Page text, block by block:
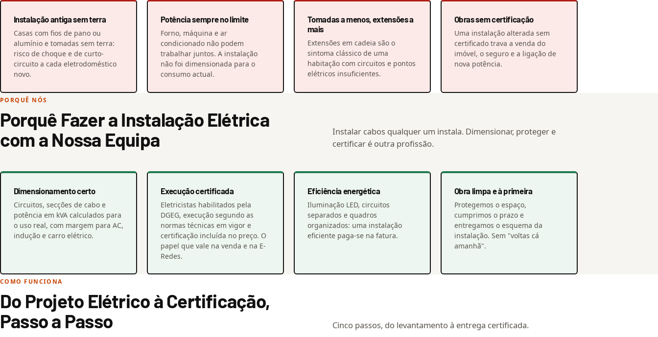
Instalação antiga sem terra
Casas com fios de pano ou
alumínio e tomadas sem terra:
risco de choque e de curto-
circuito a cada eletrodoméstico
novo.
Potência sempre no limite
Forno, máquina e ar
condicionado não podem
trabalhar juntos. A instalação
não foi dimensionada para o
consumo actual.
Tomadas a menos, extensões a
mais
Extensões em cadeia são o
sintoma clássico de uma
habitação com circuitos e pontos
elétricos insuficientes.
Obras sem certificação
Uma instalação alterada sem
certificado trava a venda do
imóvel, o seguro e a ligação de
nova potência.
PORQUÊ NÓS
Porquê Fazer a Instalação Elétrica
com a Nossa Equipa
Instalar cabos qualquer um instala. Dimensionar, proteger e
certificar é outra profissão.
Dimensionamento certo
Circuitos, secções de cabo e
potência em kVA calculados para
o uso real, com margem para AC,
indução e carro elétrico.
Execução certificada
Eletricistas habilitados pela
DGEG, execução segundo as
normas técnicas em vigor e
certificação incluída no preço. O
papel que vale na venda e na E-
Redes.
Eficiência energética
Iluminação LED, circuitos
separados e quadros
organizados: uma instalação
eficiente paga-se na fatura.
Obra limpa e à primeira
Protegemos o espaço,
cumprimos o prazo e
entregamos o esquema da
instalação. Sem "voltas cá
amanhã".
COMO FUNCIONA
Do Projeto Elétrico à Certificação,
Passo a Passo
Cinco passos, do levantamento à entrega certificada.